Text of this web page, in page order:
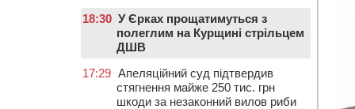
18:30 У Єрках прощатимуться з
полеглим на Курщині стрільцем
ДШВ
17:29 Апеляційний суд підтвердив
стягнення майже 250 тис. грн
шкоди за незаконний вилов риби